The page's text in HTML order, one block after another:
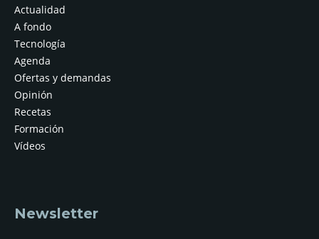
Actualidad
A fondo
Tecnología
Agenda
Ofertas y demandas
Opinión
Recetas
Formación
Vídeos
Newsletter